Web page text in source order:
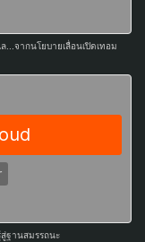
...จากนโยบายเลื่อนเปิดเทอม
สู่ฐานสมรรถนะ